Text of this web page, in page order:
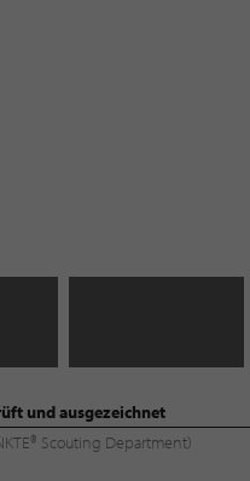
und ausgezeichnet
Scouting Department)